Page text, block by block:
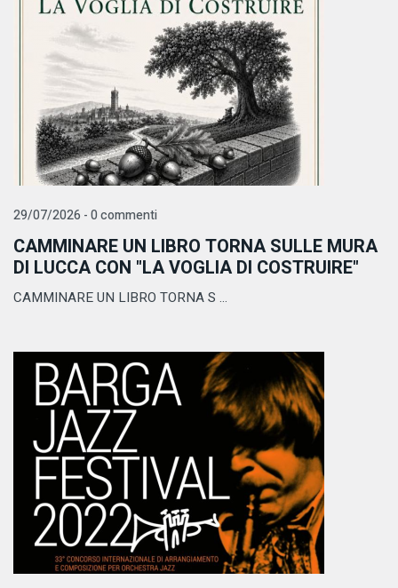
29/07/2026 - 0 commenti
CAMMINARE UN LIBRO TORNA SULLE MURA
DI LUCCA CON "LA VOGLIA DI COSTRUIRE"
CAMMINARE UN LIBRO TORNA S ...